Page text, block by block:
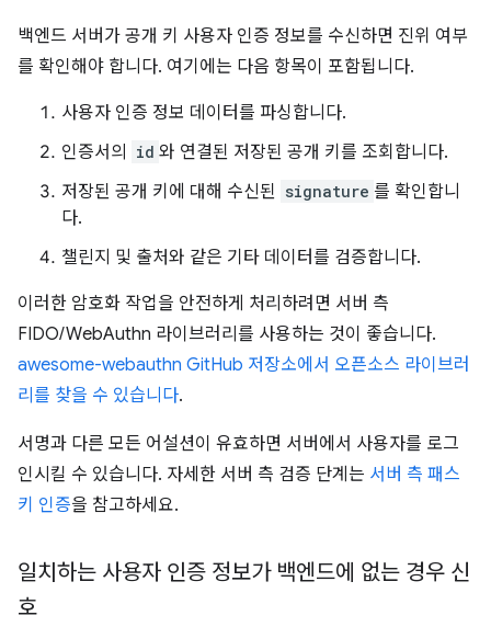
백엔드 서버가 공개 키 사용자 인증 정보를 수신하면 진위 여부
를 확인해야 합니다. 여기에는 다음 항목이 포함됩니다.
사용자 인증 정보 데이터를 파싱합니다.
인증서의
id 와 연결된 저장된 공개 키를 조회합니다.
저장된 공개 키에 대해 수신된 signature 를 확인합니
다.
챌린지 및 출처와 같은 기타 데이터를 검증합니다.
이러한 암호화 작업을 안전하게 처리하려면 서버 측
FIDO/WebAuthn 라이브러리를 사용하는 것이 좋습니다.
awesome-webauthn GitHub 저장소에서 오픈소스 라이브러
리를 찾을 수 있습니다.
서명과 다른 모든 어설션이 유효하면 서버에서 사용자를 로그
인시킬 수 있습니다. 자세한 서버 측 검증 단계는 서버 측 패스
키 인증을 참고하세요.
일치하는 사용자 인증 정보가 백엔드에 없는 경우 신
호